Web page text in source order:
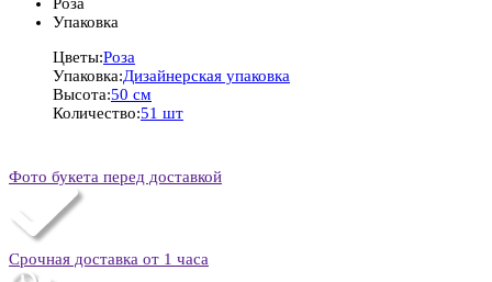
Упаковка
Цветы:Роза
Упаковка:Дизайнерская упаковка
Высота:50 см
Количество:51 шт
Фото букета перед доставкой
Срочная доставка от 1 часа